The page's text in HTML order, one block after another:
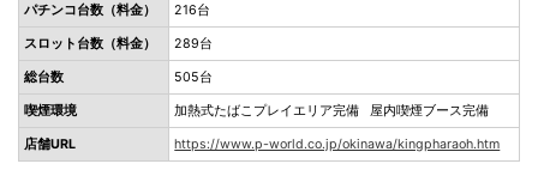
パチンコ台数（料金） 216台
スロット台数（料金） 289台
総台数 505台
喫煙環境 加熱式たばこプレイエリア完備 屋内喫煙ブース完備
店舗URL https://www.p-world.co.jp/okinawa/kingpharaoh.htm